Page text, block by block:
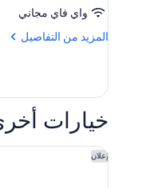
واي فاي مجاني
المزيد من التفاصيل
المزيد
الغرفة
خيارات
إعلان
بارك حيات كابو ديل